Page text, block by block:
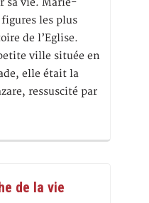
sa vie. Marie-
les plus
de l’Eglise.
ville située en
elle était la
ressuscité par
de la vie